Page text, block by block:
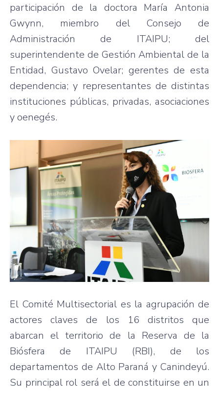
participación de la doctora María Antonia
Gwynn, miembro del Consejo de
Administración de ITAIPU; del
superintendente de Gestión Ambiental de la
Entidad, Gustavo Ovelar; gerentes de esta
dependencia; y representantes de distintas
instituciones públicas, privadas, asociaciones
y oenegés.
El Comité Multisectorial es la agrupación de
actores claves de los 16 distritos que
abarcan el territorio de la Reserva de la
Biósfera de ITAIPU (RBI), de los
departamentos de Alto Paraná y Canindeyú.
Su principal rol será el de constituirse en un